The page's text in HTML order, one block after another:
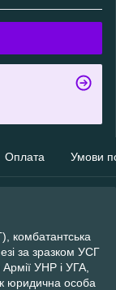
Оплата Умови
комбатантська
за зразком УСГ
УНР і УГА,
юридична особа